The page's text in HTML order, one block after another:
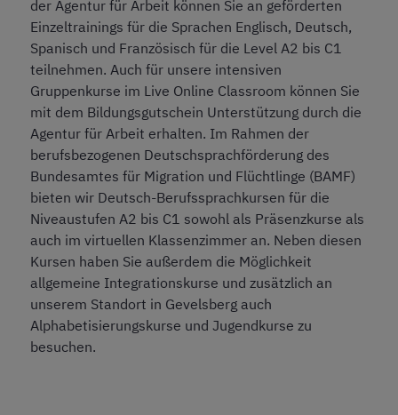
der Agentur für Arbeit können Sie an geförderten
Einzeltrainings für die Sprachen Englisch, Deutsch,
Spanisch und Französisch für die Level A2 bis C1
teilnehmen. Auch für unsere intensiven
Gruppenkurse im Live Online Classroom können Sie
mit dem Bildungsgutschein Unterstützung durch die
Agentur für Arbeit erhalten. Im Rahmen der
berufsbezogenen Deutschsprachförderung des
Bundesamtes für Migration und Flüchtlinge (BAMF)
bieten wir Deutsch-Berufssprachkursen für die
Niveaustufen A2 bis C1 sowohl als Präsenzkurse als
auch im virtuellen Klassenzimmer an. Neben diesen
Kursen haben Sie außerdem die Möglichkeit
allgemeine Integrationskurse und zusätzlich an
unserem Standort in Gevelsberg auch
Alphabetisierungskurse und Jugendkurse zu
besuchen.